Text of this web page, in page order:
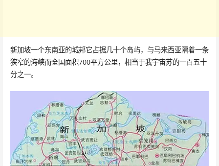
新加坡一个东南亚的城邦它占据几十个岛屿，与马来西亚隔着一条
狭窄的海峡而全国面积700平方公里，相当于我宇宙苏的一百五十
分之一。